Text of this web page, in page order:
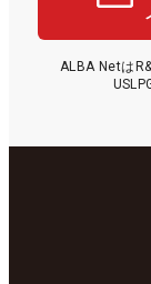
ALBA Netは